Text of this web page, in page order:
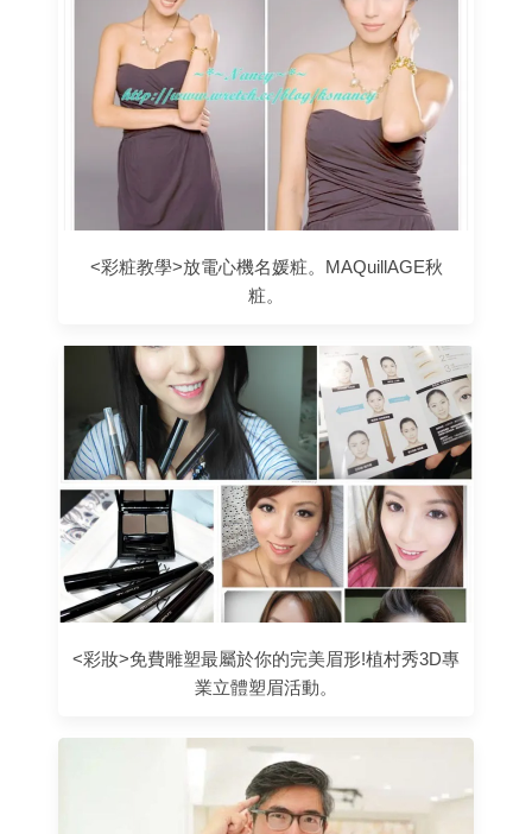
<彩粧教學>放電心機名媛粧。MAQuillAGE秋
粧。
<彩妝>免費雕塑最屬於你的完美眉形!植村秀3D專
業立體塑眉活動。